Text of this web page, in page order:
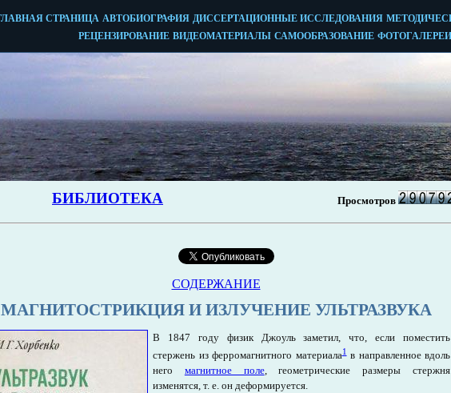
СОДЕРЖАНИЕ
МАГНИТОСТРИКЦИЯ И ИЗЛУЧЕНИЕ УЛЬТРАЗВУКА
В 1847 году физик Джоуль заметил, что, если поместить
стержень из ферромагнитного материала1в направленное вдоль
него магнитное поле, геометрические размеры стержня
изменятся, т. е. он деформируется.